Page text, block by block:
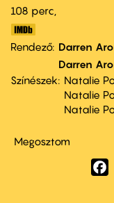
108 perc,
Rendező Darren
Darren
Színészek
Natalie
Natalie
Natalie
Megosztom